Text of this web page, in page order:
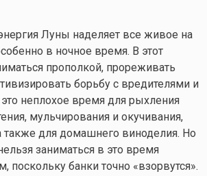
Луны наделяет все живое на
в ночное время. В этот
прополкой, прореживать
борьбу с вредителями и
неплохое время для рыхления
мульчирования и окучивания,
также для домашнего виноделия. Но
заниматься в это время
поскольку банки точно «взорвутся».